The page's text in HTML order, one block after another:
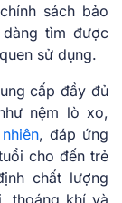
sách bảo
dàng tìm được
sử dụng.
cấp đầy đủ
nệm lò xo,
, đáp ứng
cho đến trẻ
chất lượng
thoáng khí và